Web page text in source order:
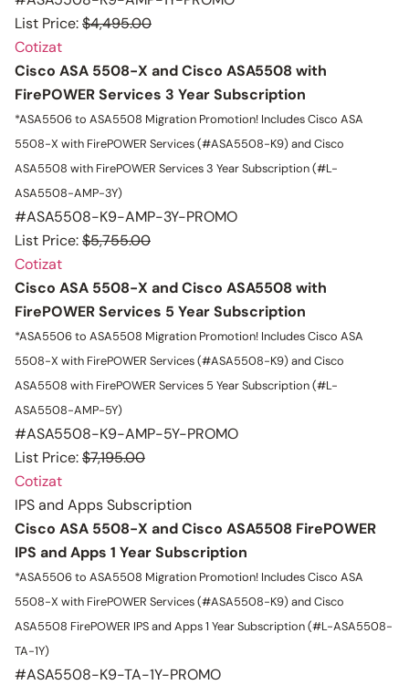
List Price:$4,495.00
Cotizat
Cisco ASA 5508-X and Cisco ASA5508 with
FirePOWER Services 3 Year Subscription
*ASA5506 to ASA5508 Migration Promotion! Includes Cisco ASA
5508-X with FirePOWER Services (#ASA5508-K9) and Cisco
ASA5508 with FirePOWER Services 3 Year Subscription (#L-
ASA5508-AMP-3Y)
#ASA5508-K9-AMP-3Y-PROMO
List Price:$5,755.00
Cotizat
Cisco ASA 5508-X and Cisco ASA5508 with
FirePOWER Services 5 Year Subscription
*ASA5506 to ASA5508 Migration Promotion! Includes Cisco ASA
5508-X with FirePOWER Services (#ASA5508-K9) and Cisco
ASA5508 with FirePOWER Services 5 Year Subscription (#L-
ASA5508-AMP-5Y)
#ASA5508-K9-AMP-5Y-PROMO
List Price:$7,195.00
Cotizat
IPS and Apps Subscription
Cisco ASA 5508-X and Cisco ASA5508 FirePOWER
IPS and Apps 1 Year Subscription
*ASA5506 to ASA5508 Migration Promotion! Includes Cisco ASA
5508-X with FirePOWER Services (#ASA5508-K9) and Cisco
ASA5508 FirePOWER IPS and Apps 1 Year Subscription (#L-ASA5508-
TA-1Y)
#ASA5508-K9-TA-1Y-PROMO